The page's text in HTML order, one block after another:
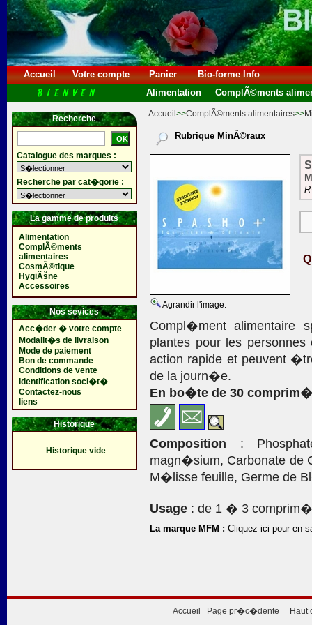
Accueil Votre compte Panier
Bio-forme Info
Alimentation
ComplÃ©ments
Recherche
Catalogue des marques :
Recherche par cat�gorie :
La gamme de produits
Alimentation
ComplÃ©ments
alimentaires
CosmÃ©tique
HygiÃšne
Accessoires
Nos sevices
Acc�der � votre compte
Modalit�s de livraison
Mode de paiement
Bon de commande
Conditions de vente
Identification soci�t�
Contactez-nous
liens
Historique
Historique vide
Accueil >>ComplÃ©ments alimentaires>>
Rubrique MinÃ©raux
Agrandir l'image.
Compl�ment
plantes pour les
action rapide et peuvent
de la journ�e.
En bo�te de 30
Composition :
magn�sium, Carbonate de
M�lisse feuille, Germe de
Usage : de 1 � 3
La marque MFM : Cliquez ici pour en
Accueil Page pr�c�dente Haut